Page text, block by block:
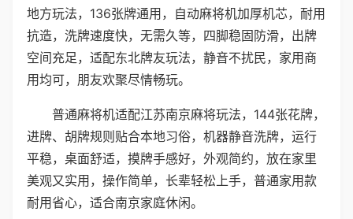
地方玩法，136张牌通用，自动麻将机加厚机芯，耐用
抗造，洗牌速度快，无需久等，四脚稳固防滑，出牌
空间充足，适配东北牌友玩法，静音不扰民，家用商
用均可，朋友欢聚尽情畅玩。
普通麻将机适配江苏南京麻将玩法，144张花牌，
进牌、胡牌规则贴合本地习俗，机器静音洗牌，运行
平稳，桌面舒适，摸牌手感好，外观简约，放在家里
美观又实用，操作简单，长辈轻松上手，普通家用款
耐用省心，适合南京家庭休闲。